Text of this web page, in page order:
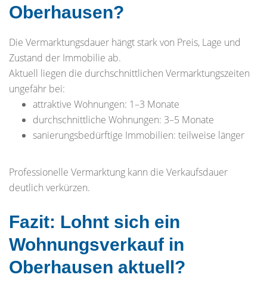
Oberhausen?
Die Vermarktungsdauer hängt stark von Preis, Lage und
Zustand der Immobilie ab.
Aktuell liegen die durchschnittlichen Vermarktungszeiten
ungefähr bei:
attraktive Wohnungen: 1–3 Monate
durchschnittliche Wohnungen: 3–5 Monate
sanierungsbedürftige Immobilien: teilweise länger
Professionelle Vermarktung kann die Verkaufsdauer
deutlich verkürzen.
Fazit: Lohnt sich ein
Wohnungsverkauf in
Oberhausen aktuell?